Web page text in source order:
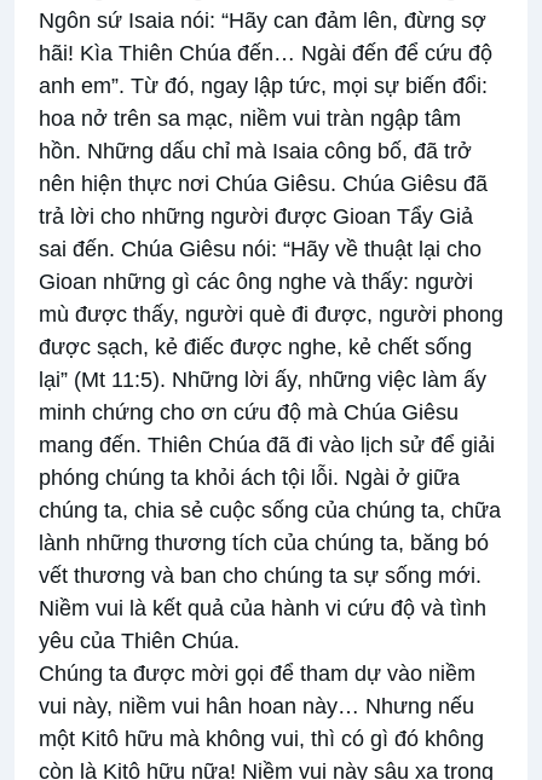
Ngôn sứ Isaia nói: “Hãy can đảm lên, đừng sợ
hãi! Kìa Thiên Chúa đến… Ngài đến để cứu độ
anh em”. Từ đó, ngay lập tức, mọi sự biến đổi:
hoa nở trên sa mạc, niềm vui tràn ngập tâm
hồn. Những dấu chỉ mà Isaia công bố, đã trở
nên hiện thực nơi Chúa Giêsu. Chúa Giêsu đã
trả lời cho những người được Gioan Tẩy Giả
sai đến. Chúa Giêsu nói: “Hãy về thuật lại cho
Gioan những gì các ông nghe và thấy: người
mù được thấy, người què đi được, người phong
được sạch, kẻ điếc được nghe, kẻ chết sống
lại” (Mt 11:5). Những lời ấy, những việc làm ấy
minh chứng cho ơn cứu độ mà Chúa Giêsu
mang đến. Thiên Chúa đã đi vào lịch sử để giải
phóng chúng ta khỏi ách tội lỗi. Ngài ở giữa
chúng ta, chia sẻ cuộc sống của chúng ta, chữa
lành những thương tích của chúng ta, băng bó
vết thương và ban cho chúng ta sự sống mới.
Niềm vui là kết quả của hành vi cứu độ và tình
yêu của Thiên Chúa.
Chúng ta được mời gọi để tham dự vào niềm
vui này, niềm vui hân hoan này… Nhưng nếu
một Kitô hữu mà không vui, thì có gì đó không
còn là Kitô hữu nữa! Niềm vui này sâu xa trong